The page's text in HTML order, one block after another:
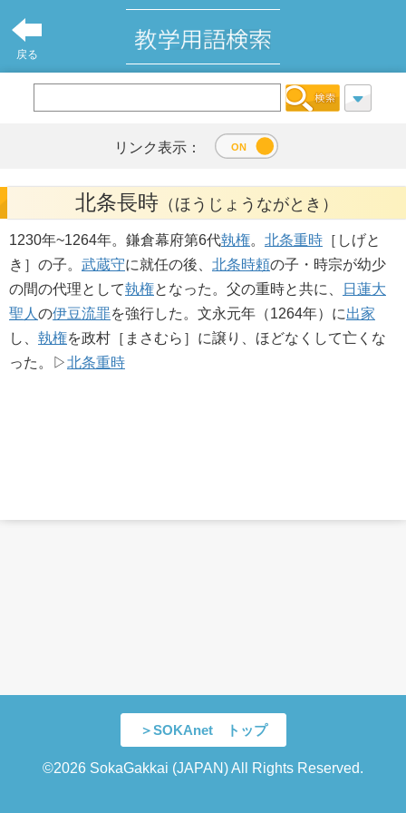
戻る
リンク表示：
北条長時 （ほうじょうながとき）
1230年~1264年。鎌倉幕府第6代執権。 北条重時 ［しげと
き］の子。 武蔵守に就任の後、 北条時頼の子・時宗が幼少
の間の代理として執権となった。父の重時と共に、
日蓮大
聖人 の伊豆流罪を強行した。文永元年（1264年）に出家
し、 執権を政村［まさむら］に譲り、ほどなくして亡くな
った。▷北条重時
＞SOKAnet トップ
©2026 SokaGakkai (JAPAN) All Rights Reserved.